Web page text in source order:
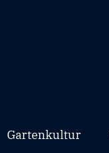
Gartenkultur